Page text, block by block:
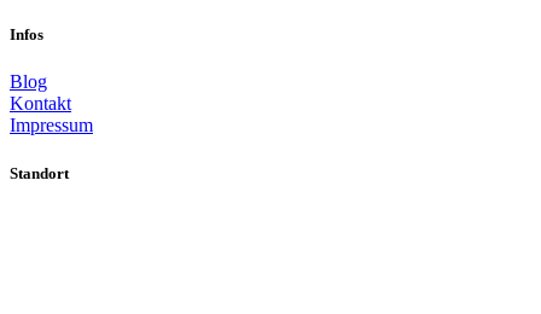
Infos
Blog
Kontakt
Impressum
Standort